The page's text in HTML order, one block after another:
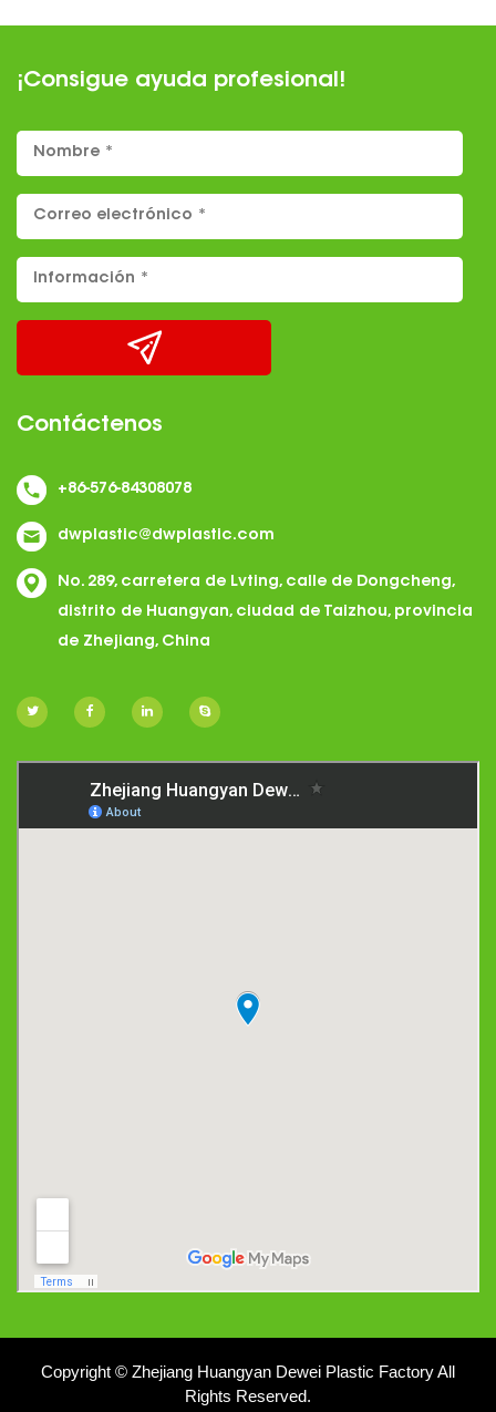
¡Consigue ayuda profesional!
Contáctenos
+86-576-84308078
dwplastic@dwplastic.com
No. 289, carretera de Lvting, calle de Dongcheng,
distrito de Huangyan, ciudad de Taizhou, provincia
de Zhejiang, China
Copyright © Zhejiang Huangyan Dewei Plastic Factory All
Rights Reserved.